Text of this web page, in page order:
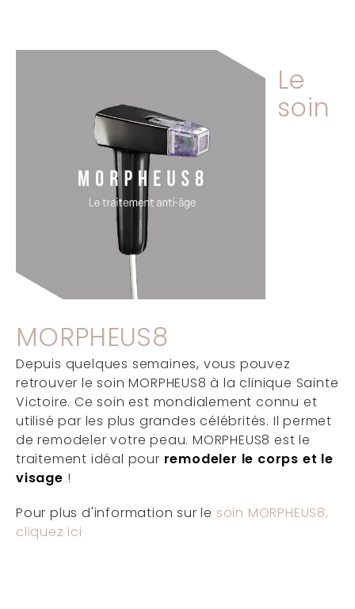
Le
soin
MORPHEUS8
Depuis quelques semaines, vous pouvez
retrouver le soin MORPHEUS8 à la clinique Sainte
Victoire. Ce soin est mondialement connu et
utilisé par les plus grandes célébrités. Il permet
de remodeler votre peau. MORPHEUS8 est le
traitement idéal pour remodeler le corps et le
visage !
Pour plus d'information sur le soin MORPHEUS8,
cliquez ici